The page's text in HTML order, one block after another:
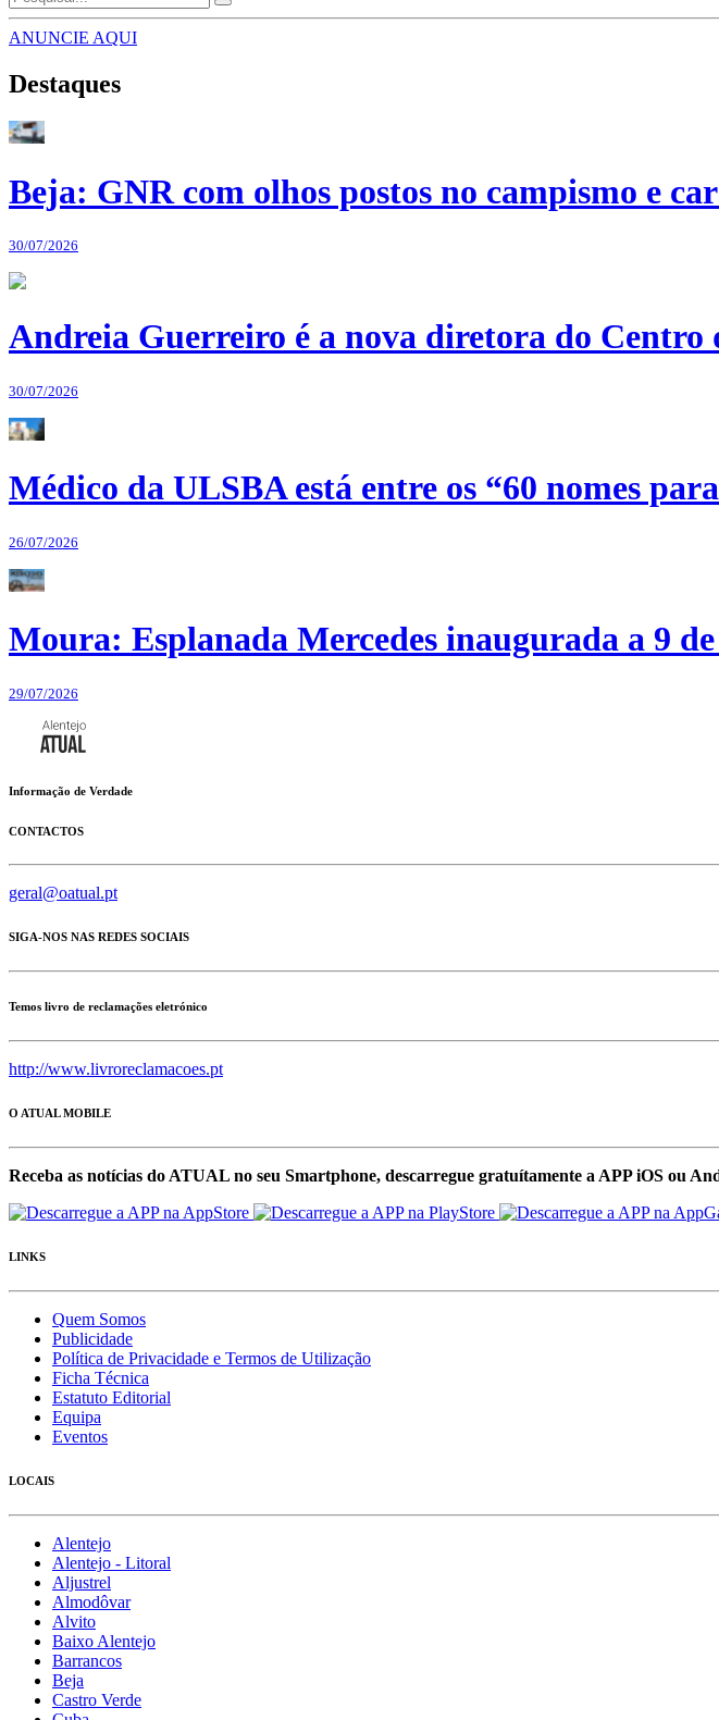
ANUNCIE AQUI
Destaques
Beja: GNR com olhos postos no campismo e
30/07/2026
Andreia Guerreiro é a nova diretora do Centro
30/07/2026
Médico da ULSBA está entre os “60 nomes
26/07/2026
Moura: Esplanada Mercedes inaugurada a 9
29/07/2026
Informação de Verdade
CONTACTOS
geral@oatual.pt
SIGA-NOS NAS REDES SOCIAIS
Temos livro de reclamações eletrónico
http://www.livroreclamacoes.pt
O ATUAL MOBILE
Receba as notícias do ATUAL no seu Smartphone, descarregue gratuítamente a APP iOS ou
LINKS
Quem Somos
Publicidade
Política de Privacidade e Termos de Utilização
Ficha Técnica
Estatuto Editorial
Equipa
Eventos
LOCAIS
Alentejo
Alentejo - Litoral
Aljustrel
Almodôvar
Alvito
Baixo Alentejo
Barrancos
Beja
Castro Verde